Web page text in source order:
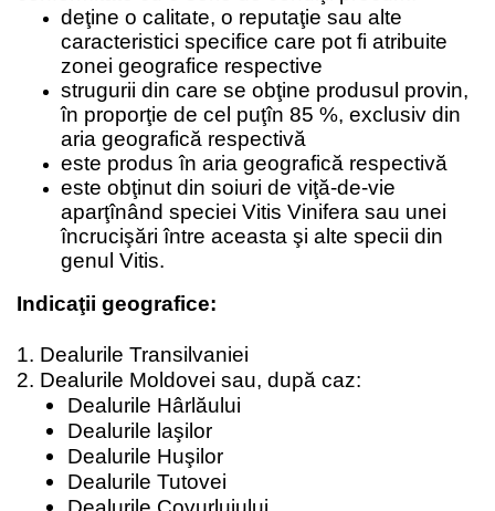
deţine o calitate, o reputaţie sau alte
caracteristici specifice care pot fi atribuite
zonei geografice respective
strugurii din care se obţine produsul provin,
în proporţie de cel puţîn 85 %, exclusiv din
aria geografică respectivă
este produs în aria geografică respectivă
este obţinut din soiuri de viţă-de-vie
aparţînând speciei Vitis Vinifera sau unei
încrucişări între aceasta şi alte specii din
genul Vitis.
Indicaţii geografice:
1. Dealurile Transilvaniei
2. Dealurile Moldovei sau, după caz:
Dealurile Hârlăului
Dealurile laşilor
Dealurile Huşilor
Dealurile Tutovei